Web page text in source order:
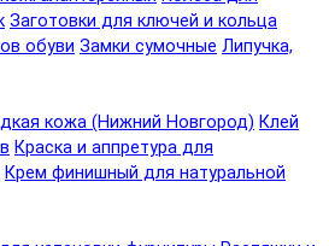
Заготовки для ключей и кольца
обуви Замки сумочные Липучка,
кожа (Нижний Новгород) Клей
Краска и аппретура для
Крем финишный для натуральной